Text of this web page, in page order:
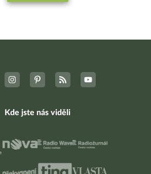
super jedal. Skusila som cirok,
Kde jste nás viděli